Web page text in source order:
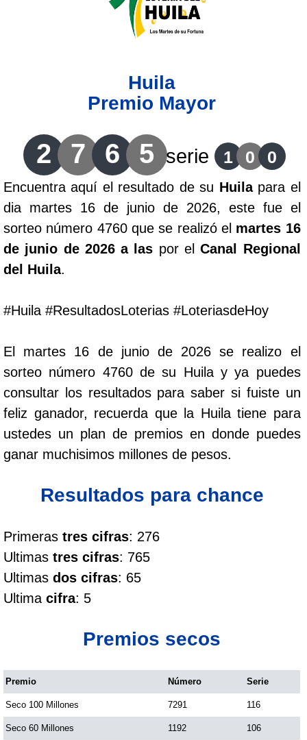
Lotería de Risaralda
Lotería de Santander
Lotería del Cauca
Lotería de Boyaca
Extra de Colombia
Antioqueñita Día
Astro Luna
Cafeterito Tarde
Cafeterito Noche
Caribeña Día
Caribeña Noche
Chontico Día
Culona noche
Huila
Premio Mayor
2 7 6 5 serie 1 0 0
Encuentra aquí el resultado de su Huilapara el
dia martes 16 de junio de 2026, este fue el
sorteo número 4760 que se realizó el martes 16
de junio de 2026 a las por elCanal Regional
del Huila.
#Huila #ResultadosLoterias #LoteriasdeHoy
El martes 16 de junio de 2026 se realizo el
sorteo número 4760 de su Huila y ya puedes
consultar los resultados para saber si fuiste un
feliz ganador, recuerda que la Huila tiene para
ustedes un plan de premios en donde puedes
ganar muchisimos millones de pesos.
Resultados para chance
Primeras tres cifras: 276
Ultimas tres cifras: 765
Ultimas dos cifras: 65
Ultima cifra: 5
Premios secos
Premio Número Serie
Seco 100 Millones 7291 116
Seco 60 Millones 1192 106